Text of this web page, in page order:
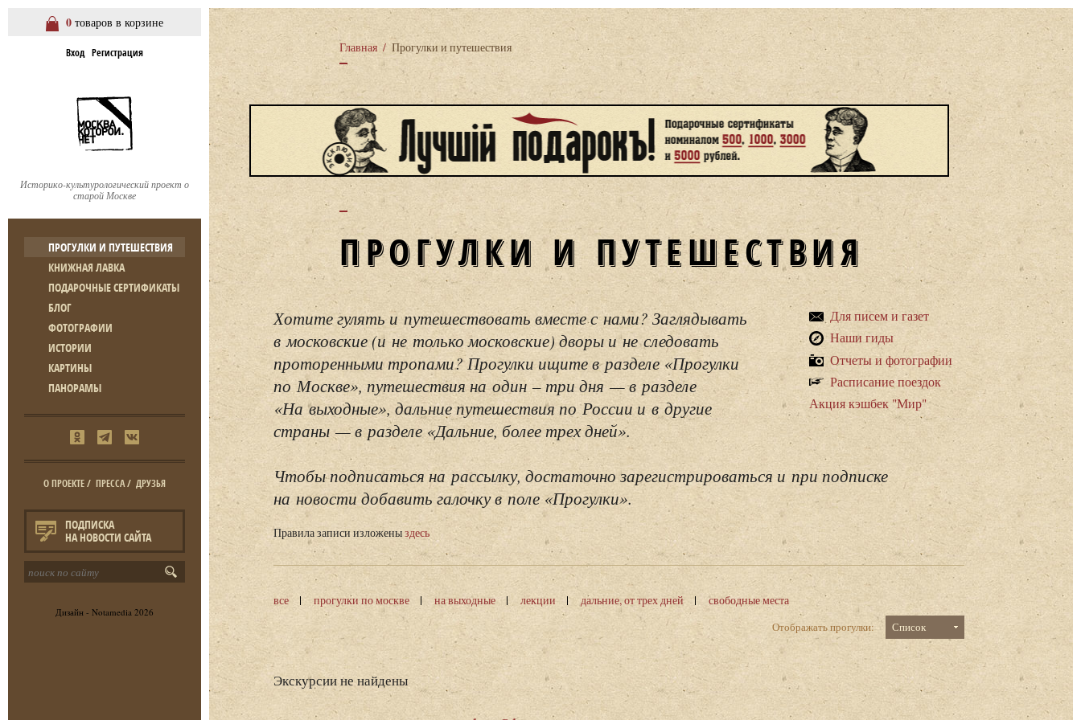
0 товаров в корзине
Вход Регистрация
Историко-культурологический проект о
старой Москве
ПРОГУЛКИ И ПУТЕШЕСТВИЯ
КНИЖНАЯ ЛАВКА
ПОДАРОЧНЫЕ СЕРТИФИКАТЫ
БЛОГ
ФОТОГРАФИИ
ИСТОРИИ
КАРТИНЫ
ПАНОРАМЫ
О ПРОЕКТЕ/ ПРЕССА/ ДРУЗЬЯ
ПОДПИСКА
НА НОВОСТИ САЙТА
Дизайн - Notamedia 2026
Главная / Прогулки и путешествия
ПРОГУЛКИ И ПУТЕШЕСТВИЯ
Для писем и газет
Наши гиды
Отчеты и фотографии
Расписание поездок
Акция кэшбек "Мир"
Хотите гулять и путешествовать вместе с нами? Заглядывать
в московские (и не только московские) дворы и не следовать
проторенными тропами? Прогулки ищите в разделе «Прогулки
по Москве», путешествия на один – три дня — в разделе
«На выходные», дальние путешествия по России и в другие
страны — в разделе «Дальние, более трех дней».
Чтобы подписаться на рассылку, достаточно зарегистрироваться и при подписке
на новости добавить галочку в поле «Прогулки».
Правила записи изложеныздесь
все прогулки по москве на выходные лекции дальние, от трех дней
свободные места
Отображать прогулки:
Список
Экскурсии не найдены